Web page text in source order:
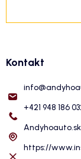
Kontakt
info@
+421 948 186
Andyhoauto.sk
https://